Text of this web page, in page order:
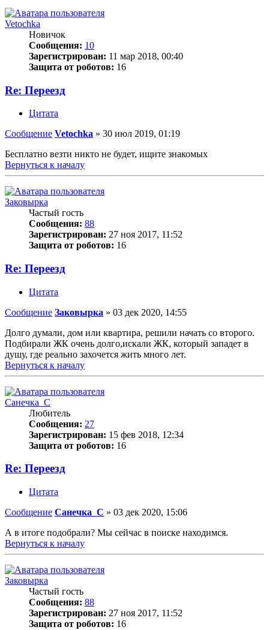
Vetochka
Новичок
Сообщения: 10
Зарегистрирован: 11 мар 2018, 00:40
Защита от роботов: 16
Re: Переезд
Цитата
Сообщение Vetochka » 30 июл 2019, 01:19
Бесплатно везти никто не будет, ищите знакомых
Вернуться к началу
Заковырка
Частый гость
Сообщения: 88
Зарегистрирован: 27 ноя 2017, 11:52
Защита от роботов: 16
Re: Переезд
Цитата
Сообщение Заковырка » 03 дек 2020, 14:55
Долго думали, дом или квартира, решили начать со второго.
Подбирали ЖК очень долго,искали ЖК, который западет в
душу, где реально захочется жить много лет.
Вернуться к началу
Санечка_С
Любитель
Сообщения: 27
Зарегистрирован: 15 фев 2018, 12:34
Защита от роботов: 16
Re: Переезд
Цитата
Сообщение Санечка_С » 03 дек 2020, 15:06
А в итоге подобрали? Мы сейчас в поиске находимся.
Вернуться к началу
Заковырка
Частый гость
Сообщения: 88
Зарегистрирован: 27 ноя 2017, 11:52
Защита от роботов: 16